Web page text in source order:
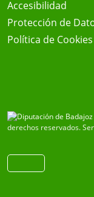
Accesibilidad
Protección de
Política de Cookies
derechos reservados.